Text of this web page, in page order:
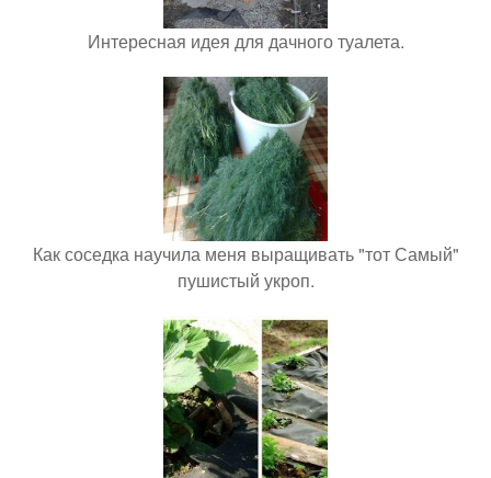
Интересная идея для дачного туалета.
Как соседка научила меня выращивать "тот Самый"
пушистый укроп.